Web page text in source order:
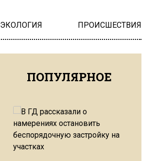
ЭКОЛОГИЯ ПРОИСШЕСТВИЯ
ПОПУЛЯРНОЕ